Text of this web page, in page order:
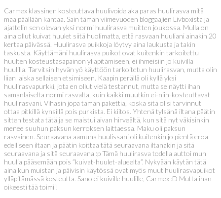
Carmex klassinen kosteuttava huulivoide aka paras huulirasva mitä
maa päällään kantaa. Sain tämän viimevuoden bloggaajien Livboxista ja
ajattelin sen olevan yksi normi huulirasva muitten joukossa. Mulla on
aina ollut kuivat huulet siitä huolimatta, että rasvaan huuliani ainakin 20
kertaa päivässä. Huulirasva puikkoja löytyy aina laukusta ja takin
taskusta. Käyttämäni huulirasva puikot ovat kuitenkin tarkoitettu
huulten kosteustasapainon ylläpitämiseen, ei ihmeisiin jo kuivilla
huulilla. Tarvitsin hyvän yö käyttöön tarkoitetun huulirasvan, mutta olin
liian laiska sellaisen etsimiseen. Kaapin perällä oli kyllä yksi
huulirasvapurkki, jota en ollut vielä testannut, mutta se näytti ihan
samanlaiselta normi rasvalta, kuin kaikki muutkin ei-niin-kosteuttavat
huulirasvani. Vihasin jopa tämän pakettia, koska sitä olisi tarvinnut
ottaa pitkillä kynsillä pois purkista. Ei kiitos. Yhtenä tylsänä iltana päätin
sitten testata tätä ja se maistui aivan hirveältä, kun sitä nyt väkisinkin
menee suuhun paksun kerroksen laittaessa. Maku oli paksun
rasvainen. Seuraavana aamuna huulissani oli kuitenkin jo pientä eroa
edelliseen iltaan ja päätin koittaa tätä seuraavana iltanakin ja sitä
seuraavana ja sitä seuraavana :p Tämä huulirasva todella auttoi mun
huulia pääsemään pois ”kuivat-huulet-alueelta”. Nykyään käytän tätä
aina kun muistan ja päivisin käytössä ovat myös muut huulirasvapuikot
ylläpitämässä kosteutta. Sano ei kuiville huulille, Carmex :D Mutta ihan
oikeesti tää toimii!